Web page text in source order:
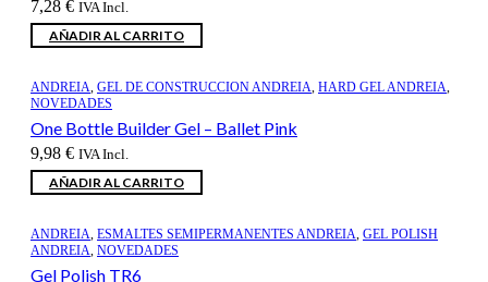
7,28 € IVA Incl.
AÑADIR AL CARRITO
ANDREIA, GEL DE CONSTRUCCION ANDREIA, HARD GEL ANDREIA,
NOVEDADES
One Bottle Builder Gel – Ballet Pink
9,98 € IVA Incl.
AÑADIR AL CARRITO
ANDREIA, ESMALTES SEMIPERMANENTES ANDREIA, GEL POLISH
ANDREIA, NOVEDADES
Gel Polish TR6